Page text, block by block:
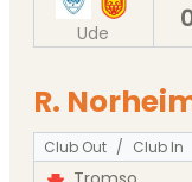
Ude
R.
Club Out / Club In